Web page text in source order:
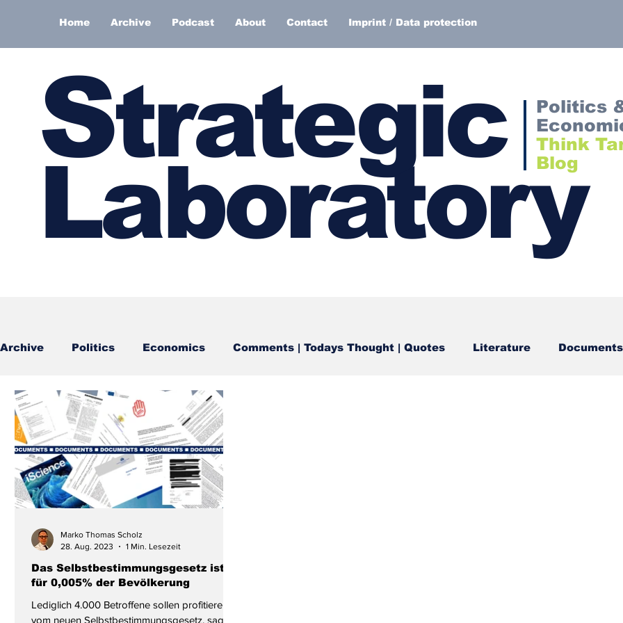
Home Archive Podcast About Contact Imprint / Data protection
Strategic
Laboratory
Politics
Think
Blog
Archive Politics Economics Comments | Todays Thought | Quotes Literature Documents
Das Selbstbestimmungsgesetz ist
für 0,005% der Bevölkerung
Lediglich 4.000 Betroffene sollen profitieren
vom neuen Selbstbestimmungsgesetz, sagt
Marko Thomas Scholz
28. Aug. 2023
1 Min. Lesezeit